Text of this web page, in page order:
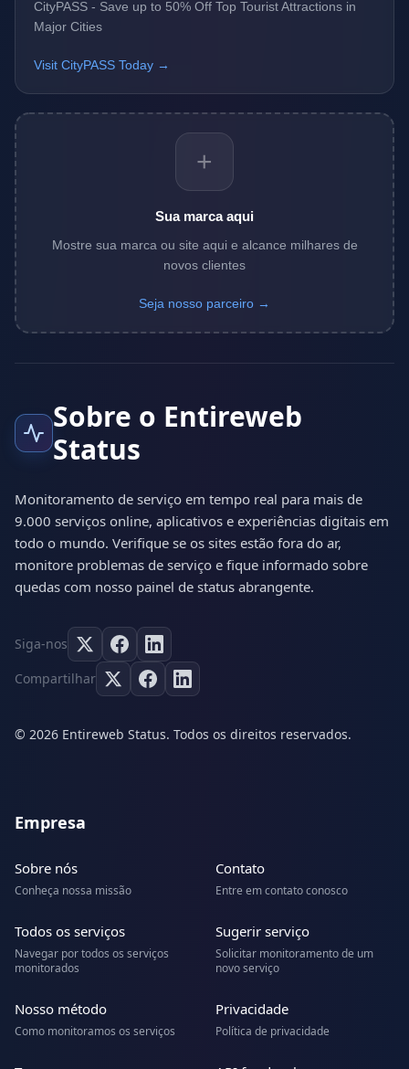
CityPASS - Save up to 50% Off Top Tourist Attractions in
Major Cities
Visit CityPASS Today →
+
Sua marca aqui
Mostre sua marca ou site aqui e alcance milhares de
novos clientes
Seja nosso parceiro →
Sobre o Entireweb
Status
Monitoramento de serviço em tempo real para mais de
9.000 serviços online, aplicativos e experiências digitais em
todo o mundo. Verifique se os sites estão fora do ar,
monitore problemas de serviço e fique informado sobre
quedas com nosso painel de status abrangente.
Siga-nos
Compartilhar
© 2026 Entireweb Status. Todos os direitos reservados.
Empresa
Sobre nós
Conheça nossa missão
Contato
Entre em contato conosco
Todos os serviços
Navegar por todos os serviços
monitorados
Sugerir serviço
Solicitar monitoramento de um
novo serviço
Nosso método
Como monitoramos os serviços
Privacidade
Política de privacidade